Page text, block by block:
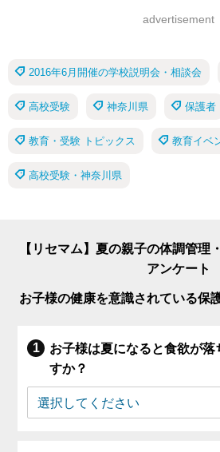
advertisement
2016年6月開催の学校説明会・相談会
高校受験 神奈川県 保護者
教育・受験 トピックス 教育イベ
高校受験・神奈川県
【リセマム】夏の親子の体調管理
アンケート
お子様の健康を意識されている保
お子様は夏になると食欲が落
すか？